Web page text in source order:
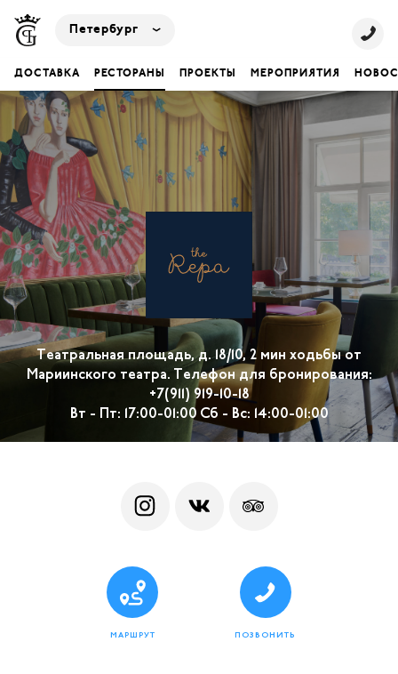
Петербург
ДОСТАВКА РЕСТОРАНЫ ПРОЕКТЫ МЕРОПРИЯТИЯ
Театральная площадь, д. 18/10, 2 мин ходьбы от
Мариинского театра. Телефон для бронирования:
+7(911) 919-10-18
Вт - Пт: 17:00-01:00 Сб - Вс: 14:00-01:00
МАРШРУТ ПОЗВОНИТЬ